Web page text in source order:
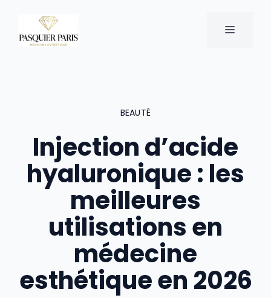
contenu
MENU
BEAUTÉ
Injection d’acide
hyaluronique : les
meilleures
utilisations en
médecine
esthétique en 2026